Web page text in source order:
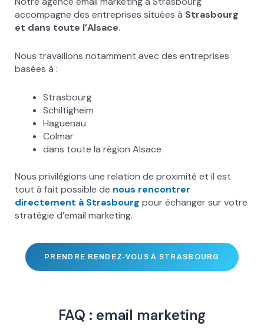
accompagne des entreprises situées à Strasbourg
et dans toute l’Alsace.
Nous travaillons notamment avec des entreprises
basées à :
Strasbourg
Schiltigheim
Haguenau
Colmar
dans toute la région Alsace
Nous privilégions une relation de proximité et il est
tout à fait possible de nous rencontrer
directement à Strasbourg pour échanger sur votre
stratégie d’email marketing.
PRENDRE RENDEZ-VOUS À STRASBOURG
FAQ : email marketing